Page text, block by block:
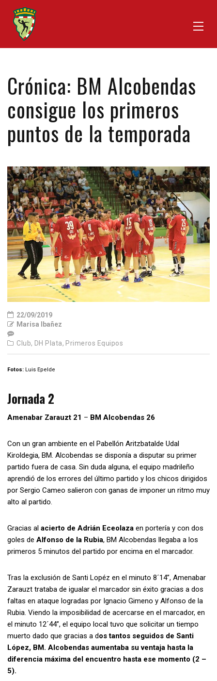
Crónica: BM Alcobendas
consigue los primeros
puntos de la temporada
22/09/2019
Marisa Ibañez
Club, DH Plata, Primeros Equipos
Fotos: Luis Epelde
Jornada 2
Amenabar Zarauzt 21 – BM Alcobendas 26
Con un gran ambiente en el Pabellón Aritzbatalde Udal
Kiroldegia, BM. Alcobendas se disponía a disputar su primer
partido fuera de casa. Sin duda alguna, el equipo madrileño
aprendió de los errores del último partido y los chicos dirigidos
por Sergio Cameo salieron con ganas de imponer un ritmo muy
alto al partido.
Gracias al acierto de Adrián Eceolaza en portería y con dos
goles de Alfonso de la Rubia, BM Alcobendas llegaba a los
primeros 5 minutos del partido por encima en el marcador.
Tras la exclusión de Santi Lopéz en el minuto 8´14”, Amenabar
Zarauzt trataba de igualar el marcador sin éxito gracias a dos
faltas en ataque logradas por Ignacio Gimeno y Alfonso de la
Rubia. Viendo la imposibilidad de acercarse en el marcador, en
el minuto 12´44”, el equipo local tuvo que solicitar un tiempo
muerto dado que gracias a dos tantos seguidos de Santi
López, BM. Alcobendas aumentaba su ventaja hasta la
diferencia máxima del encuentro hasta ese momento (2 –
5).